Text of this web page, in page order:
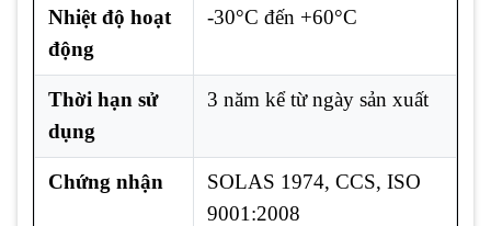
Nhiệt độ hoạt
động
-30°C đến +60°C
Thời hạn sử
dụng
3 năm kể từ ngày sản xuất
Chứng nhận
SOLAS 1974, CCS, ISO
9001:2008